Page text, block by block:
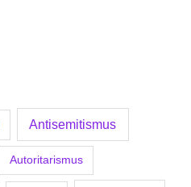
Antisemitismus
Autoritarismus